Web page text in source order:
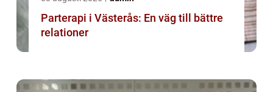
Parterapi i Västerås: En väg till bättre
relationer